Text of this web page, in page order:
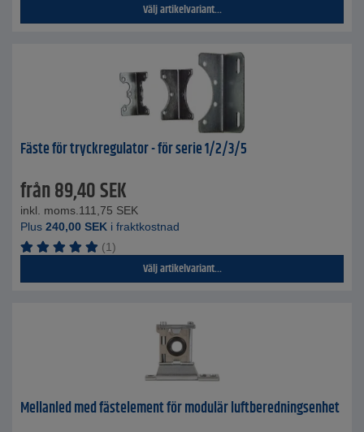
Välj artikelvariant...
Fäste för tryckregulator - för serie 1/2/3/5
från89,40SEK
inkl. moms. 111,75 SEK
Plus 240,00 SEK i fraktkostnad
(1)
Välj artikelvariant...
Mellanled med fästelement för modulär luftberedningsenhet